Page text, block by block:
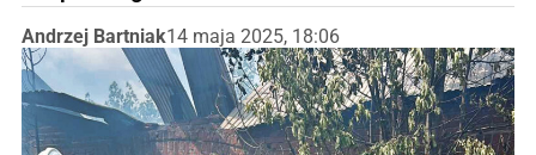
Andrzej Bartniak14 maja 2025, 18:06